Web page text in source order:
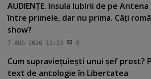
AUDIENŢE. Insula Iubirii de pe Antena
între primele, dar nu prima. Câţi
show?
7 AUG 2026 19:13 0
Cum supravieţuieşti unui şef prost?
text de antologie în Libertatea